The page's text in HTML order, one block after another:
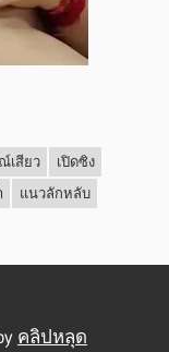
เสียว
เปิดซิง
แนวลักหลับ
คลิปหลุด